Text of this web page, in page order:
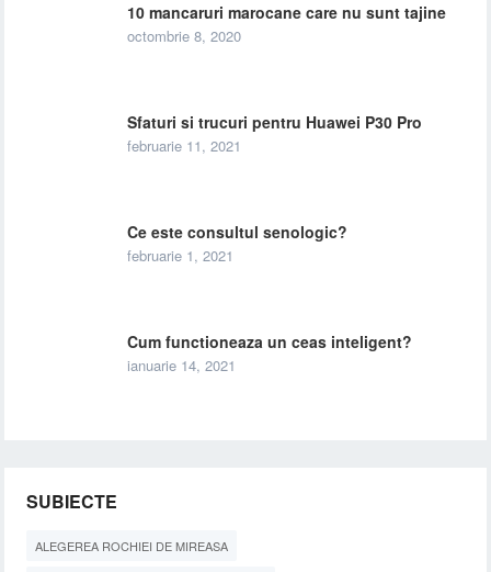
10 mancaruri marocane care nu sunt tajine
octombrie 8, 2020
Sfaturi si trucuri pentru Huawei P30 Pro
februarie 11, 2021
Ce este consultul senologic?
februarie 1, 2021
Cum functioneaza un ceas inteligent?
ianuarie 14, 2021
SUBIECTE
ALEGEREA ROCHIEI DE MIREASA